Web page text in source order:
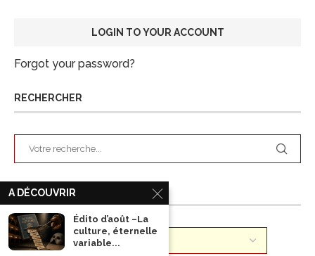
Forgot your password?
RECHERCHER
ARCHIVES
A DÉCOUVRIR
Édito d’août –La
culture, éternelle
variable...